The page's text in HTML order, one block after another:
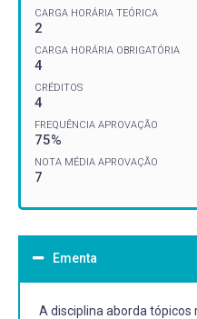
CARGA HORÁRIA TEÓRICA
2
CARGA HORÁRIA OBRIGATÓRIA
4
CRÉDITOS
4
FREQUÊNCIA APROVAÇÃO
75%
NOTA MÉDIA APROVAÇÃO
7
Ementa
A disciplina aborda